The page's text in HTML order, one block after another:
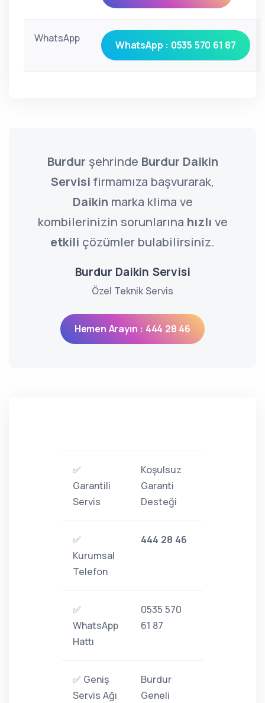
WhatsApp
WhatsApp : 0535 570 61 87
Burdur şehrinde Burdur Daikin
Servisi firmamıza başvurarak,
Daikin marka klima ve
kombilerinizin sorunlarına hızlı ve
etkili çözümler bulabilirsiniz.
Burdur Daikin Servisi
Özel Teknik Servis
Hemen Arayın : 444 28 46
✅
Garantili
Servis
Koşulsuz
Garanti
Desteği
✅
Kurumsal
Telefon
444 28 46
✅
WhatsApp
Hattı
0535 570
61 87
✅ Geniş
Servis Ağı
Burdur
Geneli